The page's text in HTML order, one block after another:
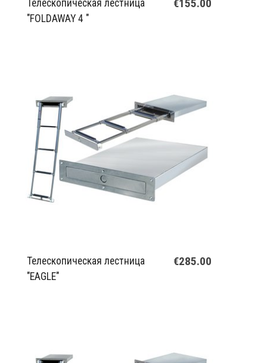
Телескопическая лестница
"FOLDAWAY 4 "
€155.00
Телескопическая лестница
"EAGLE"
€285.00